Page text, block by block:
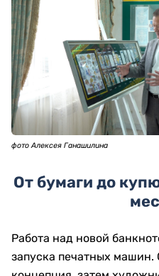
фото Алексея Ганашилина
От бумаги до
Работа над новой
запуска печатных